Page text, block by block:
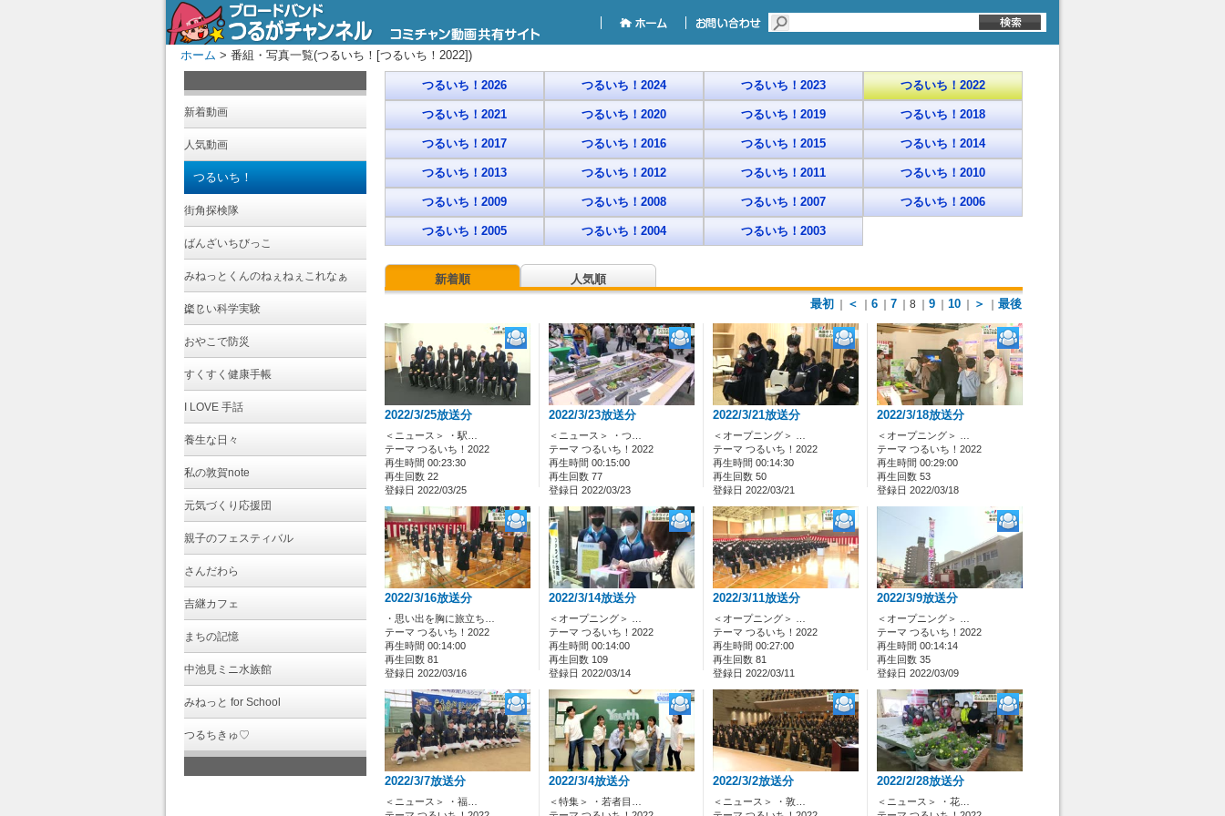
ホーム > 番組・写真一覧(つるいち！[つるいち！2022])
新着動画
人気動画
つるいち！
街角探検隊
ばんざいちびっこ
みねっとくんのねぇねぇこれなぁ
に？
楽しい科学実験
おやこで防災
すくすく健康手帳
I LOVE 手話
養生な日々
私の敦賀note
元気づくり応援団
親子のフェスティバル
さんだわら
吉継カフェ
まちの記憶
中池見ミニ水族館
みねっと for School
つるちきゅ♡
つるいち！2026 つるいち！2024 つるいち！2023 つるいち！2022
つるいち！2021 つるいち！2020 つるいち！2019 つるいち！2018
つるいち！2017 つるいち！2016 つるいち！2015 つるいち！2014
つるいち！2013 つるいち！2012 つるいち！2011 つるいち！2010
つるいち！2009 つるいち！2008 つるいち！2007 つるいち！2006
つるいち！2005 つるいち！2004 つるいち！2003
新着順
人気順
最初
＜ 6 7 ｜8 9 10 ＞ 最後
2022/3/25放送分
＜ニュース＞ ・駅…
テーマ つるいち！2022
再生時間 00:23:30
再生回数 22
登録日 2022/03/25
2022/3/23放送分
＜ニュース＞ ・つ…
テーマ つるいち！2022
再生時間 00:15:00
再生回数 77
登録日 2022/03/23
2022/3/21放送分
＜オープニング＞ …
テーマ つるいち！2022
再生時間 00:14:30
再生回数 50
登録日 2022/03/21
2022/3/18放送分
＜オープニング＞ …
テーマ つるいち！2022
再生時間 00:29:00
再生回数 53
登録日 2022/03/18
2022/3/16放送分
・思い出を胸に旅立ち…
テーマ つるいち！2022
再生時間 00:14:00
再生回数 81
登録日 2022/03/16
2022/3/14放送分
＜オープニング＞ …
テーマ つるいち！2022
再生時間 00:14:00
再生回数 109
登録日 2022/03/14
2022/3/11放送分
＜オープニング＞ …
テーマ つるいち！2022
再生時間 00:27:00
再生回数 81
登録日 2022/03/11
2022/3/9放送分
＜オープニング＞ …
テーマ つるいち！2022
再生時間 00:14:14
再生回数 35
登録日 2022/03/09
2022/3/7放送分
＜ニュース＞ ・福…
2022/3/4放送分
＜特集＞ ・若者目…
2022/3/2放送分
＜ニュース＞ ・敦…
2022/2/28放送分
＜ニュース＞ ・花…